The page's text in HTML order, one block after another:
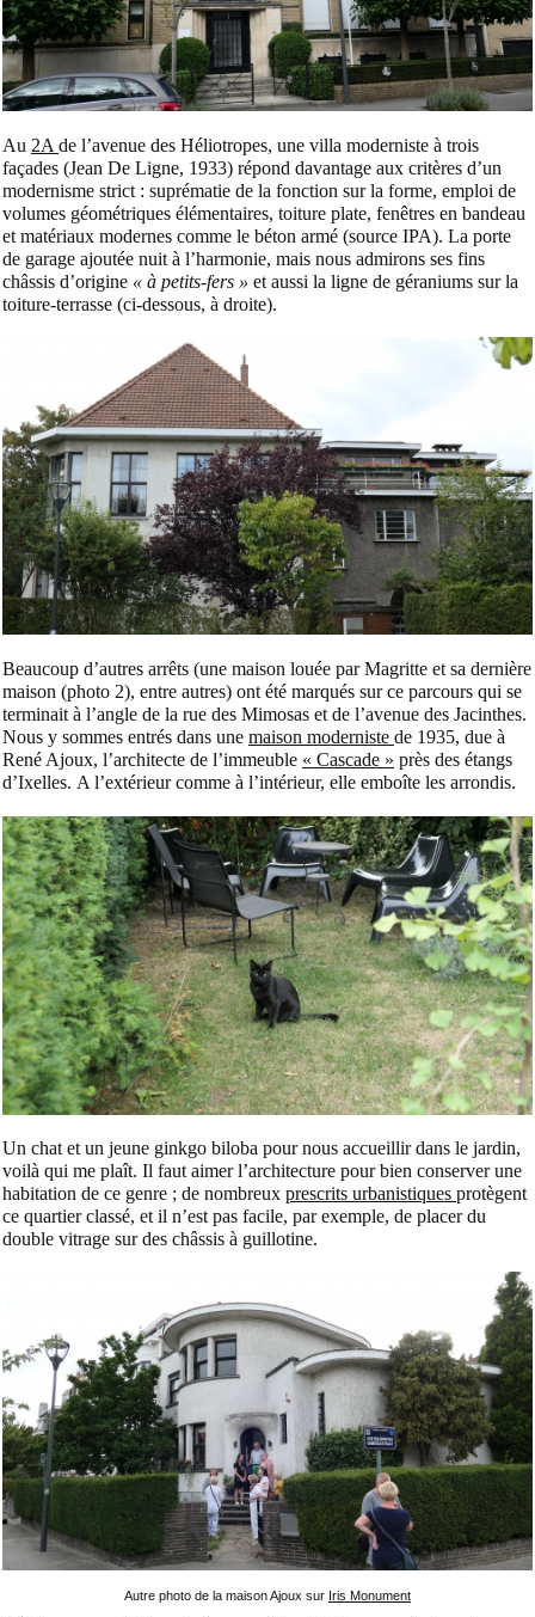
Au 2A de l’avenue des Héliotropes, une villa moderniste à trois
façades (Jean De Ligne, 1933) répond davantage aux critères d’un
modernisme strict : suprématie de la fonction sur la forme, emploi de
volumes géométriques élémentaires, toiture plate, fenêtres en bandeau
et matériaux modernes comme le béton armé (source IPA). La porte
de garage ajoutée nuit à l’harmonie, mais nous admirons ses fins
châssis d’origine « à petits-fers » et aussi la ligne de géraniums sur la
toiture-terrasse (ci-dessous, à droite).
Beaucoup d’autres arrêts (une maison louée par Magritte et sa dernière
maison (photo 2), entre autres) ont été marqués sur ce parcours qui se
terminait à l’angle de la rue des Mimosas et de l’avenue des Jacinthes.
Nous y sommes entrés dans une maison moderniste de 1935, due à
René Ajoux, l’architecte de l’immeuble « Cascade » près des étangs
d’Ixelles. A l’extérieur comme à l’intérieur, elle emboîte les arrondis.
Un chat et un jeune ginkgo biloba pour nous accueillir dans le jardin,
voilà qui me plaît. Il faut aimer l’architecture pour bien conserver une
habitation de ce genre ; de nombreux prescrits urbanistiques protègent
ce quartier classé, et il n’est pas facile, par exemple, de placer du
double vitrage sur des châssis à guillotine.
Autre photo de la maison Ajoux sur Iris Monument